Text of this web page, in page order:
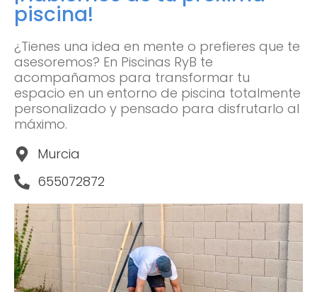
piscina!
¿Tienes una idea en mente o prefieres que te
asesoremos? En Piscinas RyB te
acompañamos para transformar tu
espacio en un entorno de piscina totalmente
personalizado y pensado para disfrutarlo al
máximo.
Murcia
655072872